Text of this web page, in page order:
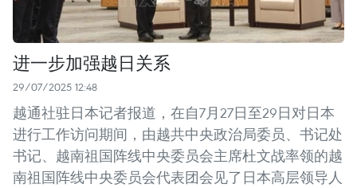
进一步加强越日关系
29/07/2025 12:48
越通社驻日本记者报道，在自7月27日至29日对日本
进行工作访问期间，由越共中央政治局委员、书记处
书记、越南祖国阵线中央委员会主席杜文战率领的越
南祖国阵线中央委员会代表团会见了日本高层领导人